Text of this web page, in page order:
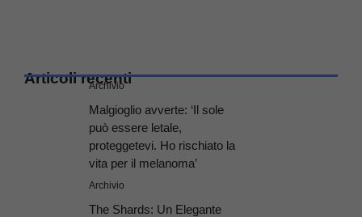
Articoli recenti
Archivio
Malgioglio avverte: ‘Il sole
può essere letale,
proteggetevi. Ho rischiato la
vita per il melanoma’
Archivio
The Shards: Un Elegante